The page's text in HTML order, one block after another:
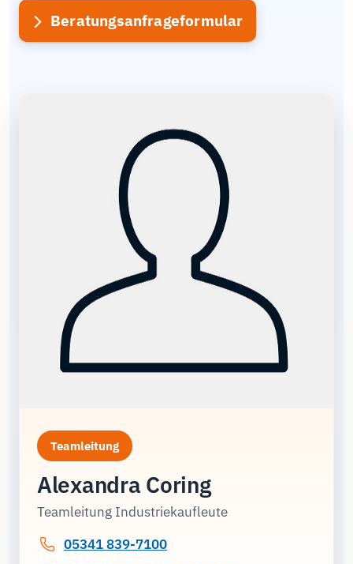
Beratungsanfrageformular
Teamleitung
Alexandra Coring
Teamleitung Industriekaufleute
05341 839-7100